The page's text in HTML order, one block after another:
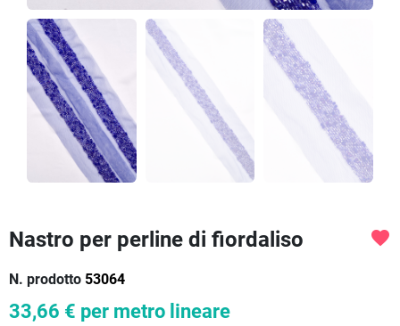
Nastro per perline di fiordaliso
N. prodotto 53064
favorite
33,66 € per metro lineare